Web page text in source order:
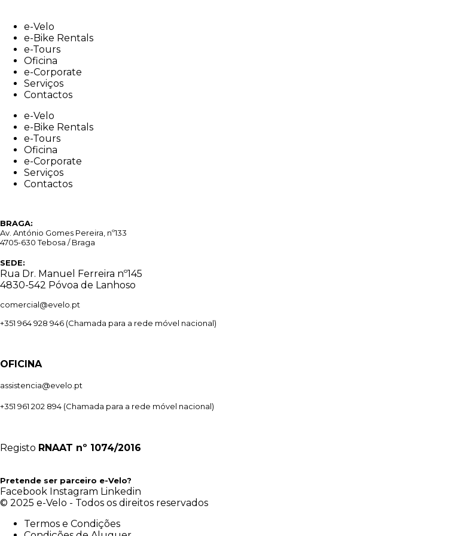
contente-Velo
e-Bike Rentals
e-Tours
Oficina
e-Corporate
Serviços
Contactos
e-Velo
e-Bike Rentals
e-Tours
Oficina
e-Corporate
Serviços
Contactos
BRAGA:
Av. António Gomes Pereira, nº133
4705-630 Tebosa / Braga
SEDE:
Rua Dr. Manuel Ferreira nº145
4830-542 Póvoa de Lanhoso
comercial@evelo.pt
+351 964 928 946 (Chamada para a rede móvel nacional)
OFICINA
assistencia@evelo.pt
+351 961 202 894 (Chamada para a rede móvel nacional)
Registo RNAAT nº 1074/2016
Pretende ser parceiro e-Velo?
Facebook Instagram Linkedin
© 2025 e-Velo - Todos os direitos reservados
Termos e Condições